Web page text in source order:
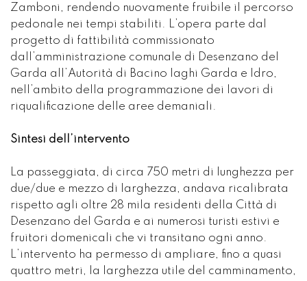
Zamboni, rendendo nuovamente fruibile il percorso
pedonale nei tempi stabiliti. L’opera parte dal
progetto di fattibilità commissionato
dall’amministrazione comunale di Desenzano del
Garda all’Autorità di Bacino laghi Garda e Idro,
nell’ambito della programmazione dei lavori di
riqualificazione delle aree demaniali.
Sintesi dell’intervento
La passeggiata, di circa 750 metri di lunghezza per
due/due e mezzo di larghezza, andava ricalibrata
rispetto agli oltre 28 mila residenti della Città di
Desenzano del Garda e ai numerosi turisti estivi e
fruitori domenicali che vi transitano ogni anno.
L’intervento ha permesso di ampliare, fino a quasi
quattro metri, la larghezza utile del camminamento,